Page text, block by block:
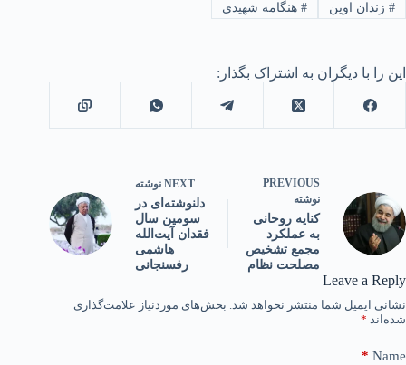
#زندان اوین #هنگامه شهیدی
این را با دیگران به اشتراک بگذار:
PREVIOUS
نوشته
کنایه روحانی
به عملکرد
مجمع تشخیص
مصلحت نظام
NEXT نوشته
دلنوشته‌ای در
سومین سال
فقدان آیت‌الله
هاشمی
رفسنجانی
Leave a Reply
نشانی ایمیل شما منتشر نخواهد شد. بخش‌های موردنیاز علامت‌گذاری
شده‌اند *
Name
*